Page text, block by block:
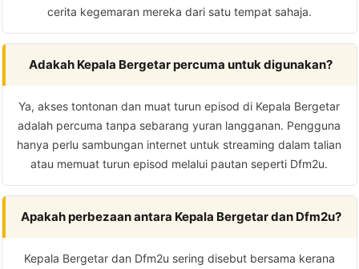
cerita kegemaran mereka dari satu tempat sahaja.
Adakah Kepala Bergetar percuma untuk digunakan?
Ya, akses tontonan dan muat turun episod di Kepala Bergetar
adalah percuma tanpa sebarang yuran langganan. Pengguna
hanya perlu sambungan internet untuk streaming dalam talian
atau memuat turun episod melalui pautan seperti Dfm2u.
Apakah perbezaan antara Kepala Bergetar dan Dfm2u?
Kepala Bergetar dan Dfm2u sering disebut bersama kerana